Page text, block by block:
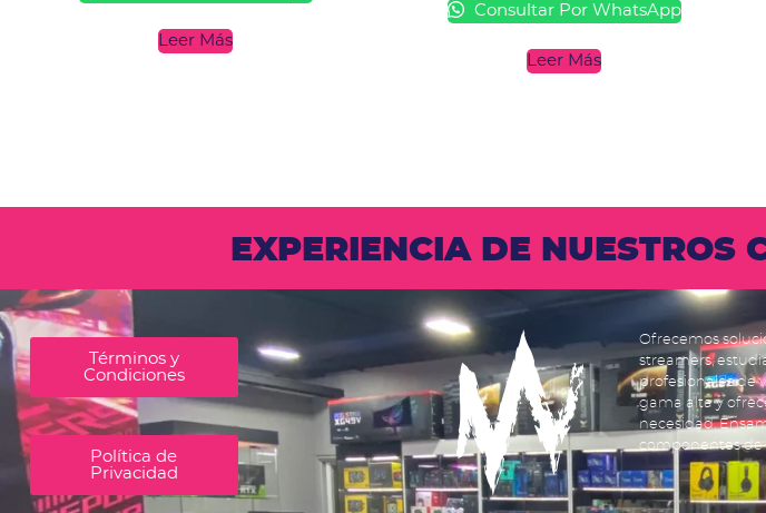
Leer Más
Consultar Por WhatsApp
Leer Más
EXPERIENCIA DE
Términos y
Condiciones
Política de
Privacidad
Ofrecemos
streamers,
profesionales de
gama alta y
necesidad.
componentes de